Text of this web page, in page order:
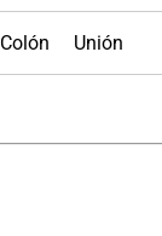
Colón Unión